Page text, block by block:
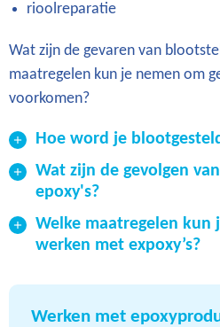
rioolreparatie
Wat zijn de gevaren van
maatregelen kun je nemen om
voorkomen?
Hoe word je
Wat zijn de gevolgen
epoxy's?
Welke maatregelen kun
werken met expoxy’s?
Werken met